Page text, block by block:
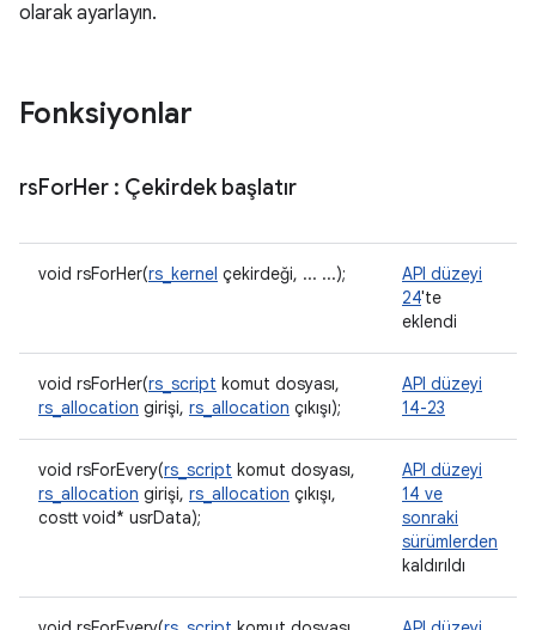
olarak ayarlayın.
Fonksiyonlar
rsForHer : Çekirdek başlatır
void rsForHer(rs_kernel çekirdeği, ... ...);
API düzeyi
24'te
eklendi
void rsForHer(rs_script komut dosyası,
rs_allocation girişi, rs_allocation çıkışı);
API düzeyi
14-23
void rsForEvery(rs_script komut dosyası,
rs_allocation girişi, rs_allocation çıkışı,
costt void* usrData);
API düzeyi
14 ve
sonraki
sürümlerden
kaldırıldı